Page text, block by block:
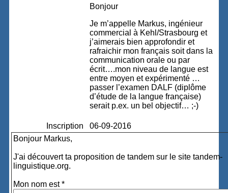
Bonjour
Je m’appelle Markus, ingénieur
commercial à Kehl/Strasbourg et
j’aimerais bien approfondir et
rafraichir mon français soit dans la
communication orale ou par
écrit….mon niveau de langue est
entre moyen et expérimenté …
passer l’examen DALF (diplôme
d’étude de la langue française)
serait p.ex. un bel objectif… ;-)
Inscription
06-09-2016
Bonjour Markus,
J'ai découvert ta proposition de tandem sur le site tandem-
linguistique.org.
Mon nom est *